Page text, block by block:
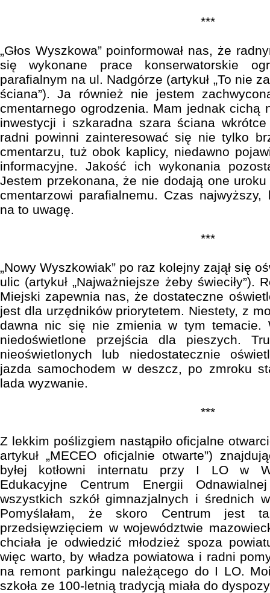
***
„Głos Wyszkowa” poinformował nas, że
się wykonane prace konserwatorskie
parafialnym na ul. Nadgórze (artykuł „To nie
ściana”). Ja również nie jestem
cmentarnego ogrodzenia. Mam jednak cichą
inwestycji i szkaradna szara ściana
radni powinni zainteresować się nie tylko
cmentarzu, tuż obok kaplicy, niedawno
informacyjne. Jakość ich wykonania
Jestem przekonana, że nie dodają one
cmentarzowi parafialnemu. Czas
na to uwagę.
***
„Nowy Wyszkowiak” po raz kolejny zajął się
ulic (artykuł „Najważniejsze żeby świeciły”).
Miejski zapewnia nas, że dostateczne
jest dla urzędników priorytetem. Niestety, z
dawna nic się nie zmienia w tym temacie.
niedoświetlone przejścia dla pieszych.
nieoświetlonych lub niedostatecznie
jazda samochodem w deszcz, po zmroku
lada wyzwanie.
***
Z lekkim poślizgiem nastąpiło oficjalne
artykuł „MECEO oficjalnie otwarte”)
byłej kotłowni internatu przy I LO w
Edukacyjne Centrum Energii
wszystkich szkół gimnazjalnych i średnich
Pomyślałam, że skoro Centrum jest
przedsięwzięciem w województwie
chciała je odwiedzić młodzież spoza
więc warto, by władza powiatowa i radni
na remont parkingu należącego do I LO.
szkoła ze 100-letnią tradycją miała do